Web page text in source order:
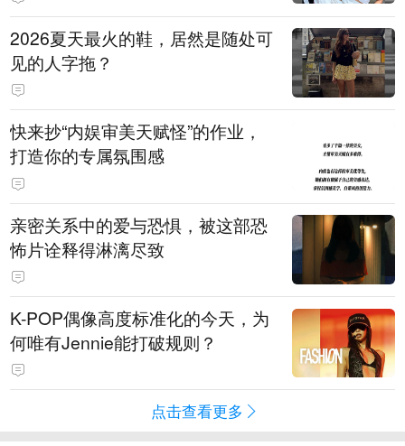
2026夏天最火的鞋，居然是随处可
见的人字拖？
快来抄“内娱审美天赋怪”的作业，
打造你的专属氛围感
亲密关系中的爱与恐惧，被这部恐
怖片诠释得淋漓尽致
K-POP偶像高度标准化的今天，为
何唯有Jennie能打破规则？
点击查看更多